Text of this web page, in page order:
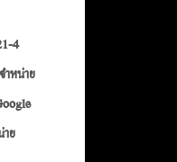
4
หน่าย
ย